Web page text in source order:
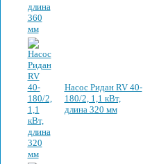
Насос Ридан RV 40-
180/2, 1,1 кВт,
длина 320 мм